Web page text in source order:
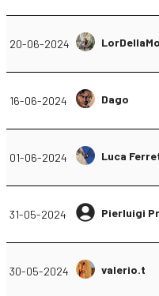
20-06-2024
16-06-2024 Dago
01-06-2024 Luca
31-05-2024 Pierluigi
30-05-2024 valerio.t